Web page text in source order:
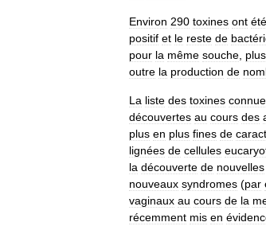
Environ 290 toxines ont été
positif et le reste de
pour la même souche
outre la production de
La liste des toxines
découvertes au cours des
plus en plus fines de
lignées de cellules
la découverte de nouvelles
nouveaux syndromes (par
vaginaux au cours de la
récemment mis en